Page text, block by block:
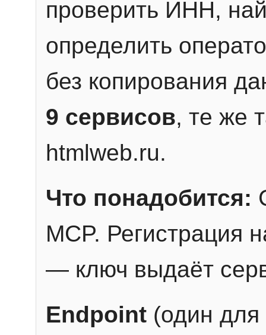
проверить ИНН,
определить
без копирования
9 сервисов, те же
htmlweb.ru.
Что понадобится:
MCP. Регистрация
— ключ выдаёт
Endpoint (один для